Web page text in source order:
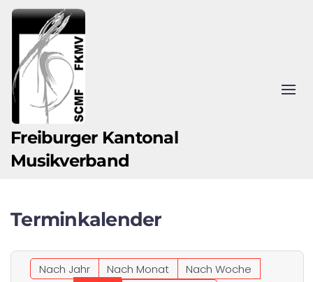
Zum Hauptinhalt springen
Freiburger Kantonal
Musikverband
Terminkalender
Nach Jahr Nach Monat
Nach Woche